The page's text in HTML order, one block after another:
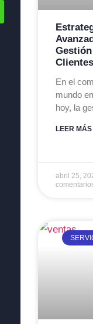
En el
mundo
hoy, la
LEER MÁS
abril 25,